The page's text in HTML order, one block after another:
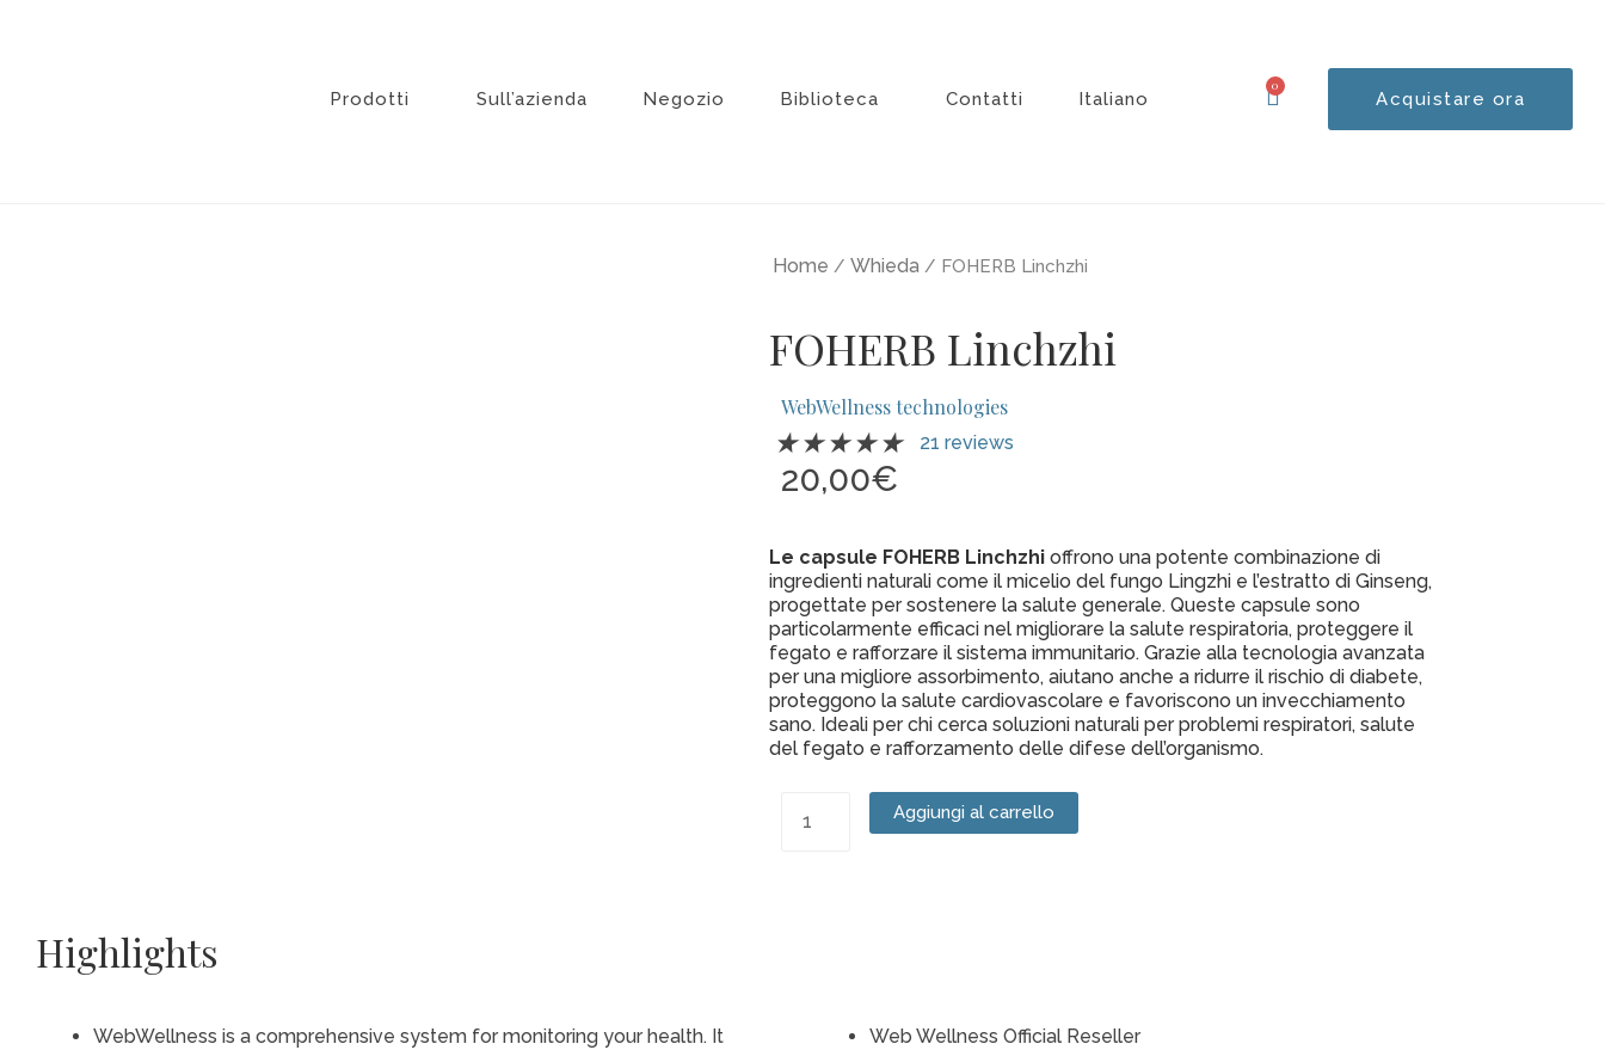
Prodotti Sull’azienda Negozio Biblioteca Contatti Italiano
0
Carrello
Acquistare ora
Home / Whieda/ FOHERB Linchzhi
FOHERB Linchzhi
WebWellness technologies
★★★★★ Valutazione
21 reviews
20,00€
Le capsule FOHERB Linchzhi offrono una potente combinazione di
ingredienti naturali come il micelio del fungo Lingzhi e l’estratto di Ginseng,
progettate per sostenere la salute generale. Queste capsule sono
particolarmente efficaci nel migliorare la salute respiratoria, proteggere il
fegato e rafforzare il sistema immunitario. Grazie alla tecnologia avanzata
per una migliore assorbimento, aiutano anche a ridurre il rischio di diabete,
proteggono la salute cardiovascolare e favoriscono un invecchiamento
sano. Ideali per chi cerca soluzioni naturali per problemi respiratori, salute
del fegato e rafforzamento delle difese dell’organismo.
Linchzhi
Aggiungi al carrello
Highlights
WebWellness is a comprehensive system for monitoring your health. It
Web Wellness Official Reseller